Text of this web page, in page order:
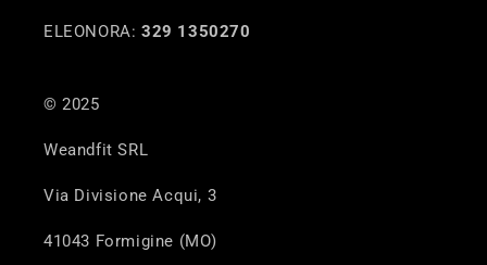
ELEONORA: 329 1350270
© 2025
Weandfit SRL
Via Divisione Acqui, 3
41043 Formigine (MO)